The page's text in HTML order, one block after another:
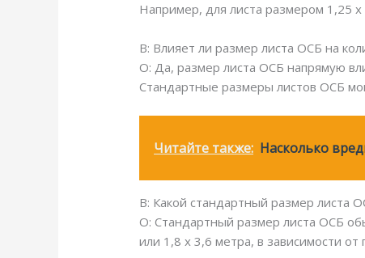
Например, для листа размером 1,25
В: Влияет ли размер листа ОСБ на
О: Да, размер листа ОСБ напрямую
Стандартные размеры листов ОСБ
Читайте также: Насколько
В: Какой стандартный размер листа
О: Стандартный размер листа ОСБ
или 1,8 х 3,6 метра, в зависимости